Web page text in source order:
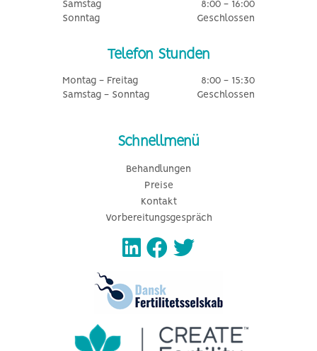
Samstag
8:00 - 16:00
Sonntag
Geschlossen
Telefon Stunden
Montag - Freitag
8:00 - 15:30
Samstag - Sonntag
Geschlossen
Schnellmenü
Behandlungen
Preise
Kontakt
Vorbereitungsgespräch